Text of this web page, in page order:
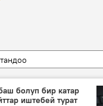
болуп бир катар
иштебей турат